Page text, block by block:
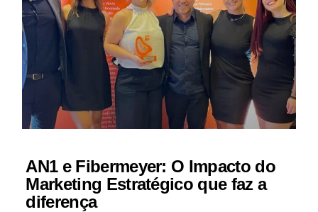
AN1 e Fibermeyer: O Impacto do
Marketing Estratégico que faz a
diferença